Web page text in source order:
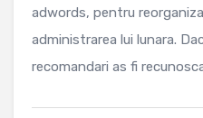
adwords, pentru
administrarea lui lunara.
recomandari as fi